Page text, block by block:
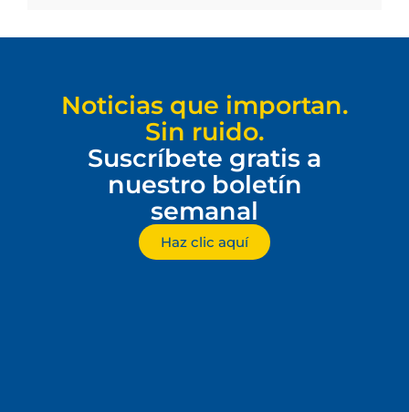
Noticias que importan.
Sin ruido.
Suscríbete gratis a
nuestro boletín
semanal
Haz clic aquí